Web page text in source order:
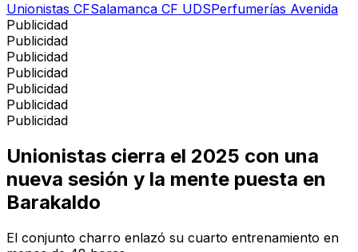
Unionistas CFSalamanca CF UDSPerfumerías Avenida
Publicidad
Publicidad
Publicidad
Publicidad
Publicidad
Publicidad
Publicidad
Unionistas cierra el 2025 con una
nueva sesión y la mente puesta en
Barakaldo
El conjunto charro enlazó su cuarto entrenamiento en